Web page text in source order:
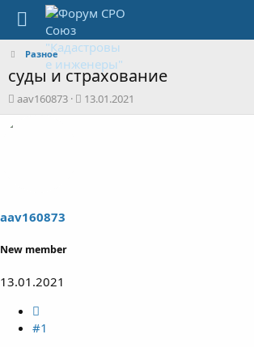
Разное
суды и страхование
А
в
ы
aav160873
Д
а
13.01.2021
aav160873
New member
13.01.2021
#1